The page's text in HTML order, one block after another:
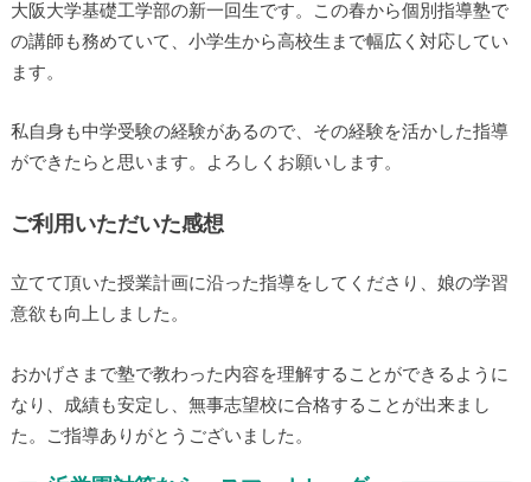
大阪大学基礎工学部の新一回生です。この春から個別指導塾で
の講師も務めていて、小学生から高校生まで幅広く対応してい
ます。
私自身も中学受験の経験があるので、その経験を活かした指導
ができたらと思います。よろしくお願いします。
ご利用いただいた感想
立てて頂いた授業計画に沿った指導をしてくださり、娘の学習
意欲も向上しました。
おかげさまで塾で教わった内容を理解することができるように
なり、成績も安定し、無事志望校に合格することが出来まし
た。ご指導ありがとうございました。